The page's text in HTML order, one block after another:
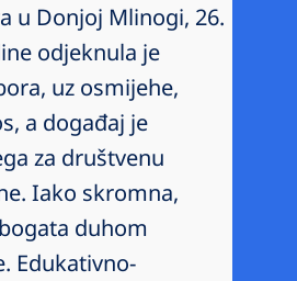
u Donjoj Mlinogi, 26.
odjeknula je
uz osmijehe,
a događaj je
za društvenu
Iako skromna,
duhom
Edukativno-